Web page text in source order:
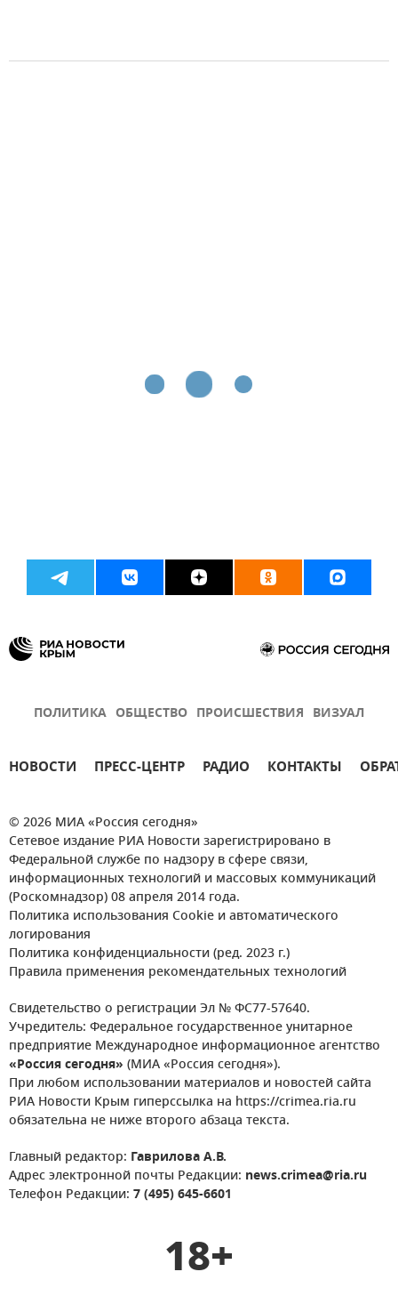
ПОЛИТИКА ОБЩЕСТВО ПРОИСШЕСТВИЯ ВИЗУАЛ
НОВОСТИ ПРЕСС-ЦЕНТР РАДИО КОНТАКТЫ
© 2026 МИА «Россия сегодня»
Сетевое издание РИА Новости зарегистрировано в
Федеральной службе по надзору в сфере связи,
информационных технологий и массовых коммуникаций
(Роскомнадзор) 08 апреля 2014 года.
Политика использования Cookie и автоматического
логирования
Политика конфиденциальности (ред. 2023 г.)
Правила применения рекомендательных технологий
Свидетельство о регистрации Эл № ФС77-57640.
Учредитель: Федеральное государственное унитарное
предприятие Международное информационное агентство
«Россия сегодня» (МИА «Россия сегодня»).
При любом использовании материалов и новостей сайта
РИА Новости Крым гиперссылка на https://crimea.ria.ru
обязательна не ниже второго абзаца текста.
Главный редактор: Гаврилова А.В.
Адрес электронной почты Редакции: news.crimea@ria.ru
Телефон Редакции: 7 (495) 645-6601
18+